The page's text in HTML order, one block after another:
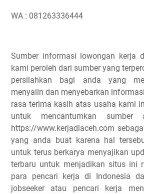
WA : 081263336444
Sumber informasi lowongan kerja
kami peroleh dari sumber yang
persilahkan bagi anda yang
menyalin dan menyebarkan
rasa terima kasih atas usaha kami
untuk mencantumkan
https://www.kerjadiaceh.com
yang anda buat karena hal
untuk terus berkarya menyajikan
terbaru untuk menjadikan situs ini
para pencari kerja di Indonesia
jobseeker atau pencari kerja